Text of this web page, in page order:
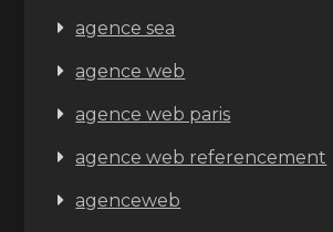
agence sea
agence web
agence web paris
agence web referencement
agenceweb